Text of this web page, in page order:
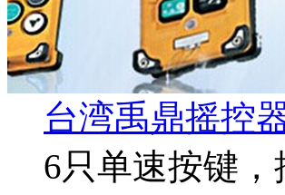
台湾禹鼎摇控
6只单速按键